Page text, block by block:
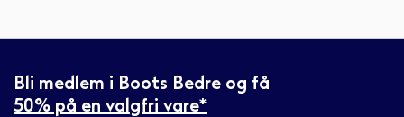
Bli medlem i Boots Bedre og få
50% på en valgfri vare*